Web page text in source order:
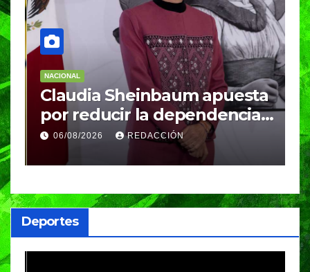
NACIONAL
Claudia Sheinbaum apuesta
por reducir la dependencia
del gas importado; fracking
sigue bajo evaluación
06/08/2026 REDACCIÓN
Deportes